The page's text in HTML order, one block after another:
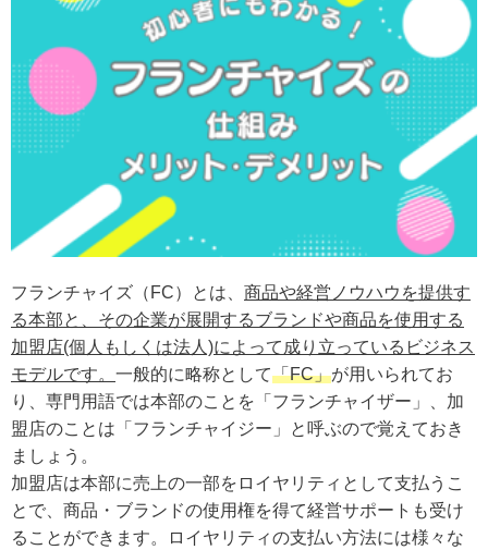
フランチャイズ（FC）とは、 商品や経営ノウハウを提供す
る本部と、その企業が展開するブランドや商品を使用する
加盟店(個人もしくは法人)によって成り立っているビジネス
モデルです。 一般的に略称として「FC」が用いられてお
り、専門用語では本部のことを「フランチャイザー」、加
盟店のことは「フランチャイジー」と呼ぶので覚えておき
ましょう。
加盟店は本部に売上の一部をロイヤリティとして支払うこ
とで、商品・ブランドの使用権を得て経営サポートも受け
ることができます。ロイヤリティの支払い方法には様々な